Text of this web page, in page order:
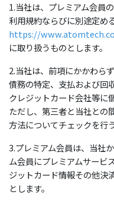
1.当社は、プレミアム会員
利用規約ならびに別途定め
https://
に取り扱うものとします。
2.当社は、前項にかかわら
債務の特定、支払および回
クレジットカード会社等に
ただし、第三者と当社との
方法についてチェックを行
3.プレミアム会員は、当社
ム会員にプレミアムサービ
ジットカード情報その他決
とします。